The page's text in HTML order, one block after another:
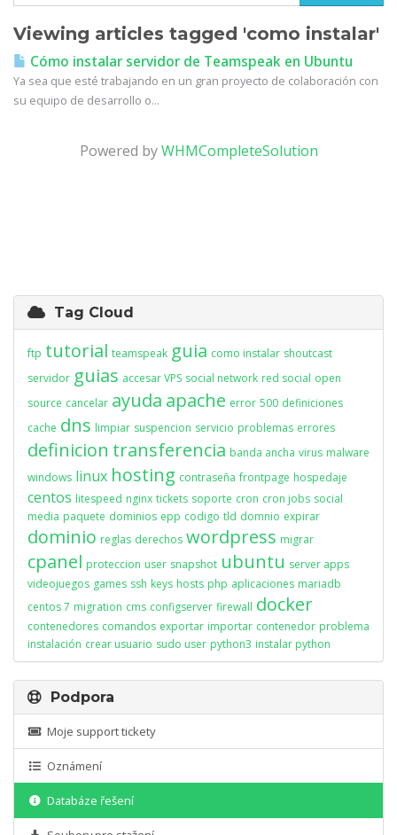
Viewing articles tagged 'como instalar'
Cómo instalar servidor de Teamspeak en Ubuntu
Ya sea que esté trabajando en un gran proyecto de colaboración con
su equipo de desarrollo o...
Powered byWHMCompleteSolution
Tag Cloud
ftp tutorial teamspeak guia como instalar shoutcast
servidor guias accesar VPS social network red social open
source cancelar ayuda apache error 500 definiciones
cache dns limpiar suspencion servicio problemas errores
definicion transferencia banda ancha virus malware
windows linux hosting contraseña frontpage hospedaje
centos litespeed nginx tickets soporte cron cron jobs social
media paquete dominios epp codigo tld domnio expirar
dominio reglas derechos wordpress migrar
cpanel proteccion user snapshot ubuntu server apps
videojuegos games ssh keys hosts php aplicaciones mariadb
centos 7 migration cms configserver firewall docker
contenedores comandos exportar importar contenedor problema
instalación crear usuario sudo user python3 instalar python
Podpora
Moje support tickety
Oznámení
Databáze řešení